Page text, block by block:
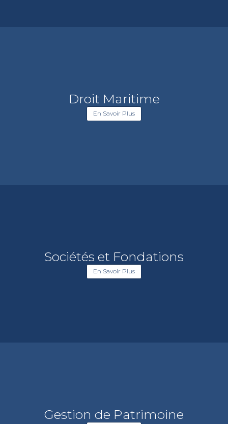
Droit Maritime
En Savoir Plus
Sociétés et Fondations
En Savoir Plus
Gestion de Patrimoine